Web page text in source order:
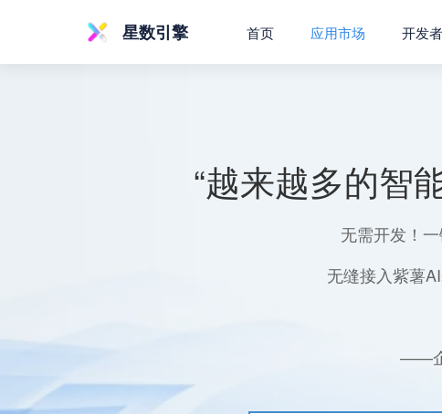
星数引擎 首页 应用市场 开发
“越来越多的智
无需开发！
无缝接入紫薯
——企